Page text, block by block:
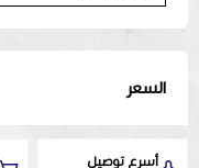
السعر
أسرع توصيل